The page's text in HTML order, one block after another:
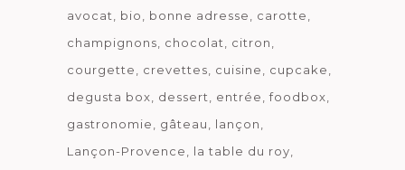
avocat
bio bonne adresse
carotte
champignons
chocolat
citron
courgette
crevettes cuisine
cupcake
degusta box
dessert entrée
foodbox
gastronomie
gâteau
lançon
Lançon-Provence
la table du roy